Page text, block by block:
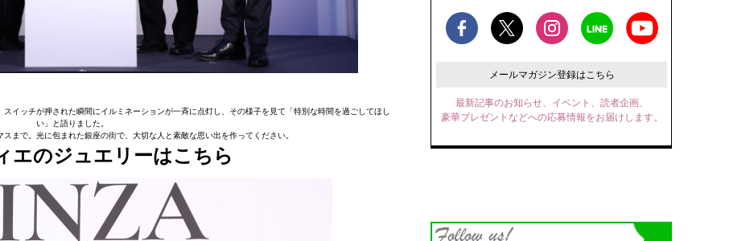
イッチが押された瞬間にイルミネーションが一斉に点灯し、その様子を見て「特別な時間を過ごしてほし
い」と語りました。
まで。光に包まれた銀座の街で、大切な人と素敵な思い出を作ってください。
エのジュエリーはこちら
メールマガジン登録はこちら
最新記事のお知らせ、イベント、読者企画、
豪華プレゼントなどへの応募情報をお届けします。